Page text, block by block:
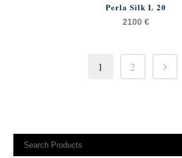
Perla Silk L 20
2100 €
1 2